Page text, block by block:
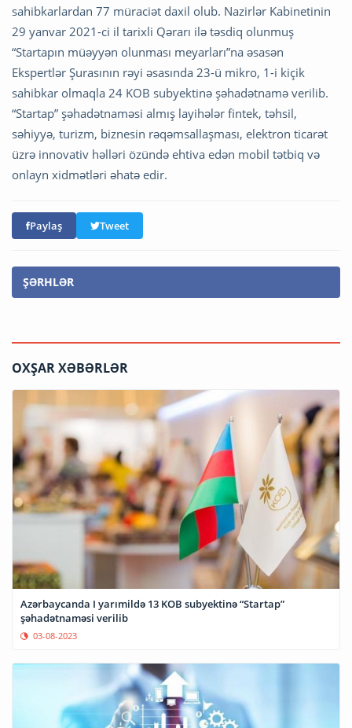
sahibkarlardan 77 müraciət daxil olub. Nazirlər Kabinetinin
29 yanvar 2021-ci il tarixli Qərarı ilə təsdiq olunmuş
“Startapın müəyyən olunması meyarları”na əsasən
Ekspertlər Şurasının rəyi əsasında 23-ü mikro, 1-i kiçik
sahibkar olmaqla 24 KOB subyektinə şəhadətnamə verilib.
“Startap” şəhadətnaməsi almış layihələr fintek, təhsil,
səhiyyə, turizm, biznesin rəqəmsallaşması, elektron ticarət
üzrə innovativ həlləri özündə ehtiva edən mobil tətbiq və
onlayn xidmətləri əhatə edir.
Paylaş Tweet
ŞƏRHLƏR
OXŞAR XƏBƏRLƏR
Azərbaycanda I yarımildə 13 KOB subyektinə “Startap”
şəhadətnaməsi verilib
03-08-2023